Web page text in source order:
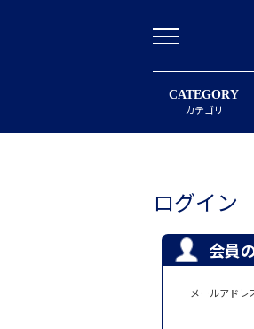
CATEGORY
カテゴリ
ログイン
会員
メールアドレ